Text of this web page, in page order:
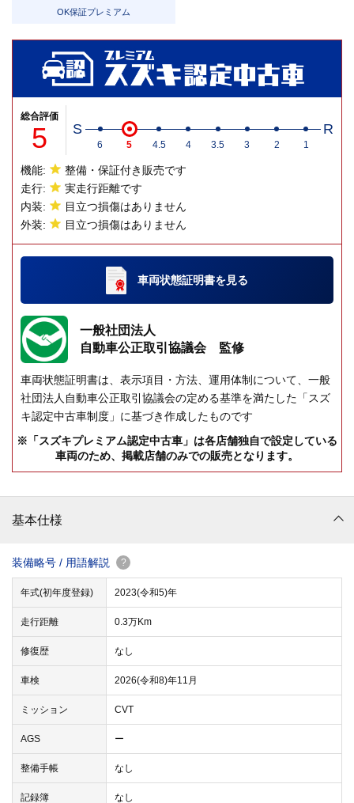
OK保証プレミアム
総合評価
5 S R
6 5 4.5 4 3.5 3 2 1
機能:
整備・保証付き販売です
走行:
実走行距離です
内装:
目立つ損傷はありません
外装:
目立つ損傷はありません
車両状態証明書を見る
一般社団法人
自動車公正取引協議会 監修
車両状態証明書は、表示項目・方法、運用体制について、一般
社団法人自動車公正取引協議会の定める基準を満たした「スズ
キ認定中古車制度」に基づき作成したものです
※「スズキプレミアム認定中古車」は各店舗独自で設定している
車両のため、掲載店舗のみでの販売となります。
基本仕様
装備略号 / 用語解説 ?
年式(初年度登録) 2023(令和5)年
走行距離 0.3万Km
修復歴 なし
車検 2026(令和8)年11月
ミッション CVT
AGS ー
整備手帳 なし
記録簿 なし